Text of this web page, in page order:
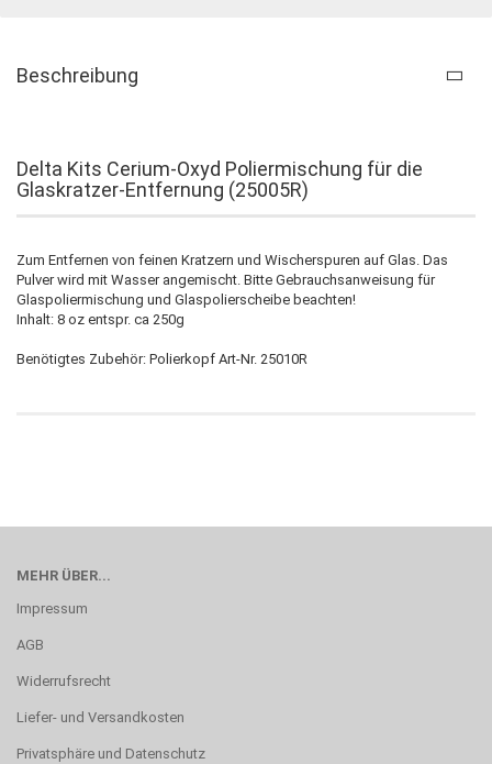
Beschreibung
Delta Kits Cerium-Oxyd Poliermischung für die
Glaskratzer-Entfernung (25005R)
Zum Entfernen von feinen Kratzern und Wischerspuren auf Glas. Das
Pulver wird mit Wasser angemischt. Bitte Gebrauchsanweisung für
Glaspoliermischung und Glaspolierscheibe beachten!
Inhalt: 8 oz entspr. ca 250g
Benötigtes Zubehör: Polierkopf Art-Nr. 25010R
MEHR ÜBER...
Impressum
AGB
Widerrufsrecht
Liefer- und Versandkosten
Privatsphäre und Datenschutz